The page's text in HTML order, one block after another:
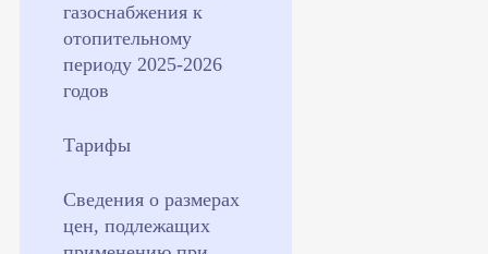
газоснабжения к
отопительному
периоду 2025-2026
годов
Тарифы
Сведения о размерах
цен, подлежащих